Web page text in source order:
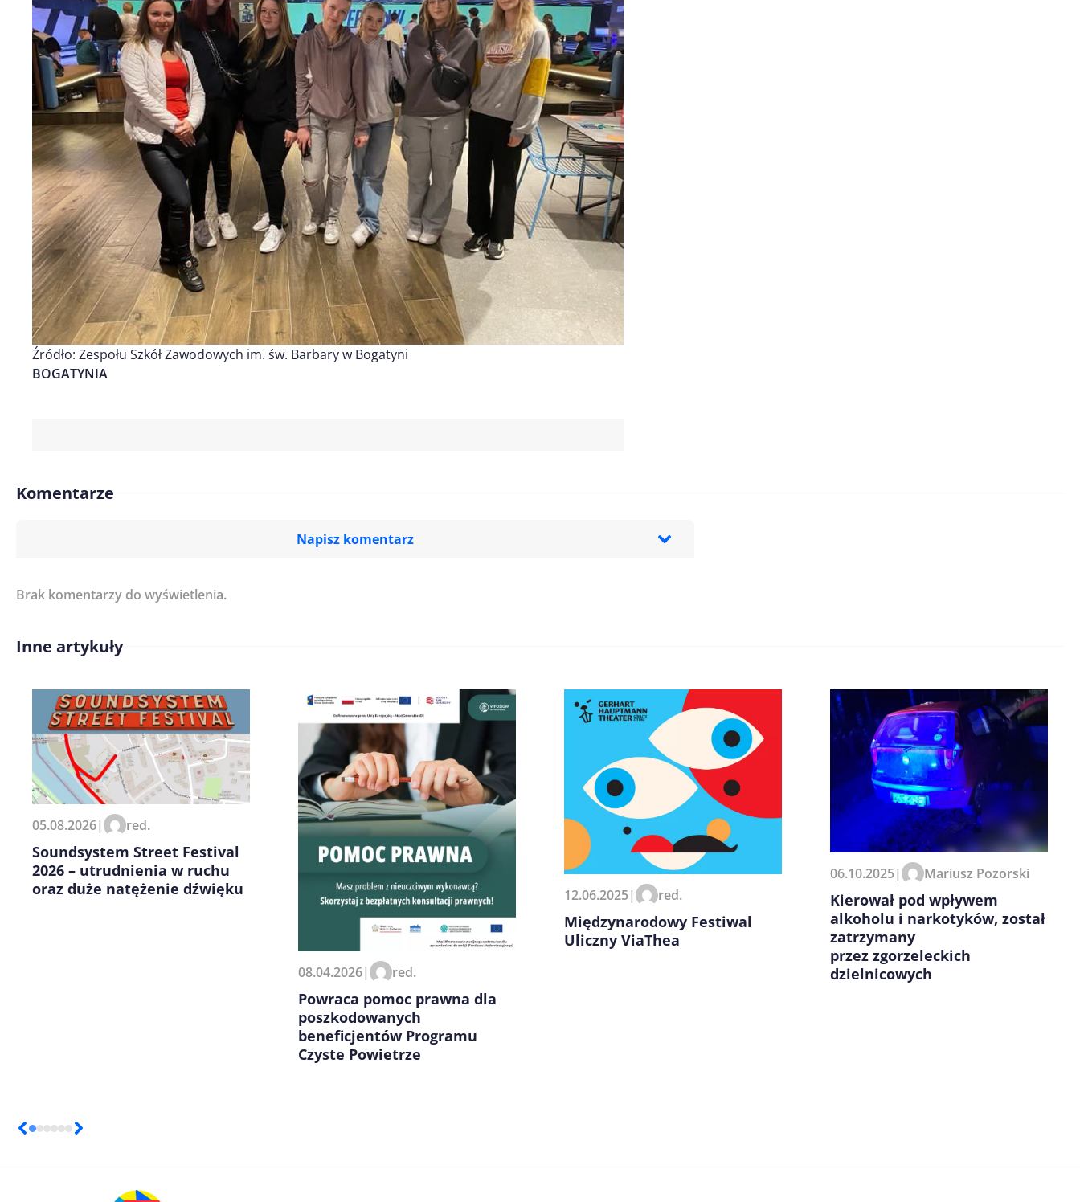
Źródło: Zespołu Szkół Zawodowych im. św. Barbary w Bogatyni
BOGATYNIA
Komentarze
Napisz komentarz
Imię/ Nick*
Zapamiętaj moje dane w tej przeglądarce podczas pisania
kolejnych komentarzy.
Brak komentarzy do wyświetlenia.
Inne artykuły
05.08.2026| red.
Soundsystem Street Festival
2026 – utrudnienia w ruchu
oraz duże natężenie dźwięku
08.04.2026| red.
Powraca pomoc prawna dla
poszkodowanych
beneficjentów Programu
Czyste Powietrze
12.06.2025| red.
Międzynarodowy Festiwal
Uliczny ViaThea
06.10.2025| Mariusz Pozorski
Kierował pod wpływem
alkoholu i narkotyków, został
zatrzymany
przez zgorzeleckich
dzielnicowych